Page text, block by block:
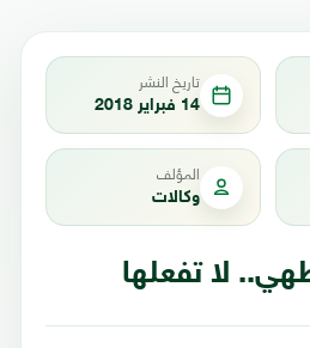
تاريخ النشر
14 فبراير 2018
المؤلف
وكالات